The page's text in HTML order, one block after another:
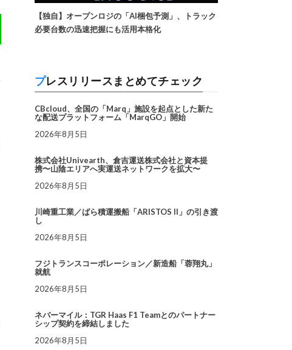
【独自】オープンロジの「AI梱包予測」、トラック
必要台数の迅速把握にも活用本格化
プレスリリースまとめてチェック
CBcloud、全国の「Marq」施設を起点とした新た
な配送プラットフォーム「MarqGO」開始
2026年8月5日
株式会社Univearth、倉吉運送株式会社と資本提
携〜山陰エリアへ実運送ネットワークを拡大〜
2026年8月5日
川崎重工業／ばら積運搬船「ARISTOS II」の引き渡
し
2026年8月5日
フジトランスコーポレーション／新造船「蓉翔丸」
就航
2026年8月5日
ネバーマイル：TGR Haas F1 Teamとのパートナー
シップ契約を締結しました
2026年8月5日